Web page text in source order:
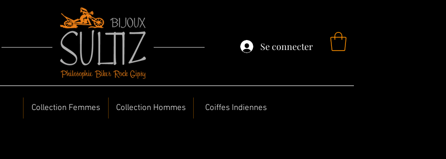
Se connecter
Collection Femmes Collection Hommes Coiffes Indiennes